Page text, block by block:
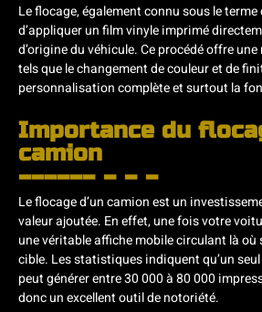
Le flocage, également connu sous le
d’appliquer un film vinyle imprimé
d’origine du véhicule. Ce procédé offre
tels que le changement de couleur et de
personnalisation complète et surtout la
Importance du
camion
Le flocage d’un camion est un
valeur ajoutée. En effet, une fois votre
une véritable affiche mobile circulant là où
cible. Les statistiques indiquent qu’un
peut générer entre 30 000 à 80 000
donc un excellent outil de notoriété.